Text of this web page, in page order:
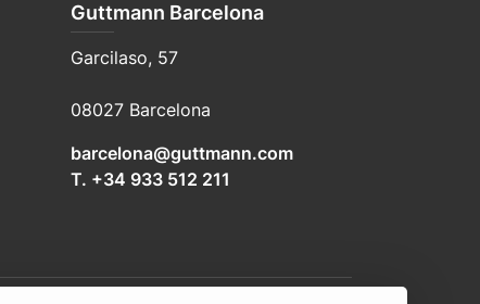
Guttmann Barcelona
Garcilaso, 57
08027 Barcelona
barcelona@guttmann.com
T. +34 933 512 211